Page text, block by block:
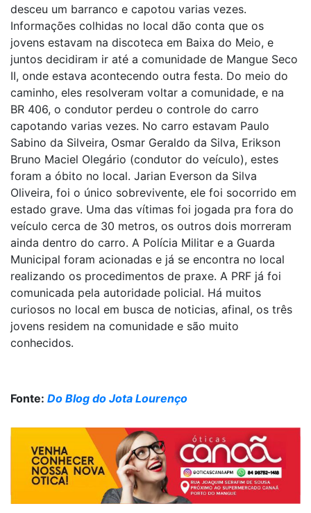
desceu um barranco e capotou varias vezes.
Informações colhidas no local dão conta que os
jovens estavam na discoteca em Baixa do Meio, e
juntos decidiram ir até a comunidade de Mangue Seco
II, onde estava acontecendo outra festa. Do meio do
caminho, eles resolveram voltar a comunidade, e na
BR 406, o condutor perdeu o controle do carro
capotando varias vezes. No carro estavam Paulo
Sabino da Silveira, Osmar Geraldo da Silva, Erikson
Bruno Maciel Olegário (condutor do veículo), estes
foram a óbito no local. Jarian Everson da Silva
Oliveira, foi o único sobrevivente, ele foi socorrido em
estado grave. Uma das vítimas foi jogada pra fora do
veículo cerca de 30 metros, os outros dois morreram
ainda dentro do carro. A Polícia Militar e a Guarda
Municipal foram acionadas e já se encontra no local
realizando os procedimentos de praxe. A PRF já foi
comunicada pela autoridade policial. Há muitos
curiosos no local em busca de noticias, afinal, os três
jovens residem na comunidade e são muito
conhecidos.
Fonte: Do Blog do Jota Lourenço